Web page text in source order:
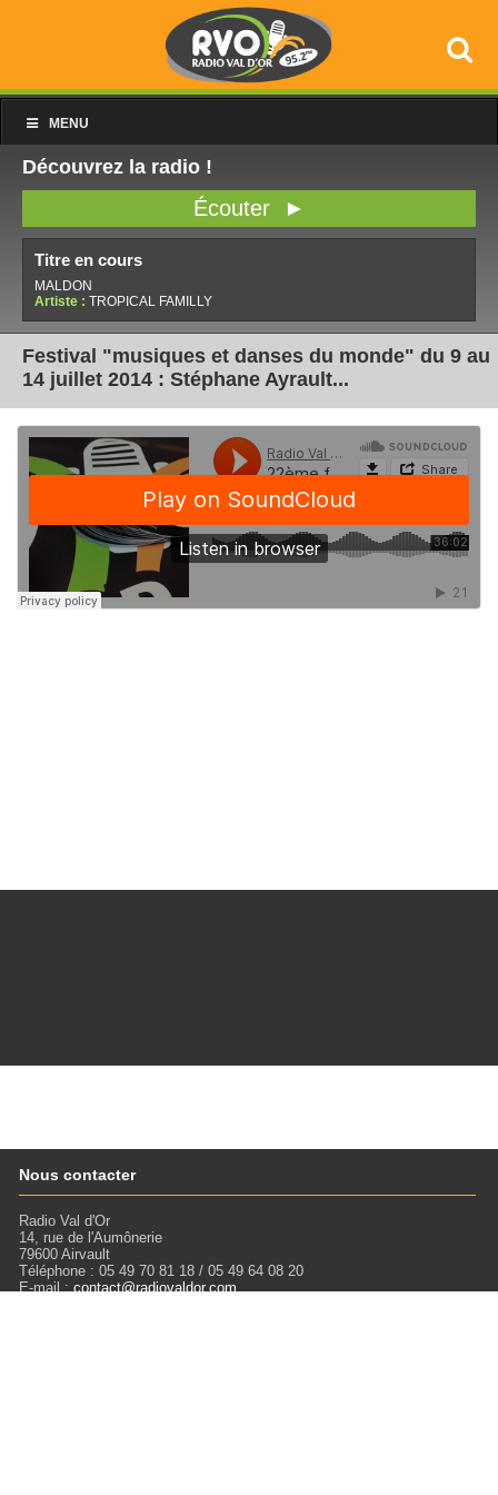
MENU
Découvrez la radio !
Écouter ►
Titre en cours
MALDON
Artiste : TROPICAL FAMILLY
Festival "musiques et danses du monde" du 9 au
14 juillet 2014 : Stéphane Ayrault...
Nous contacter
Radio Val d'Or
14, rue de l'Aumônerie
79600 Airvault
Téléphone : 05 49 70 81 18 / 05 49 64 08 20
E-mail :contact@radiovaldor.com